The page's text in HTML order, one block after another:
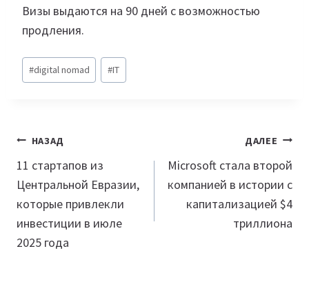
Визы выдаются на 90 дней с возможностью
продления.
Метки
записи:
#digital nomad #IT
Навигация
по
записям
НАЗАД
11 стартапов из
Центральной Евразии,
которые привлекли
инвестиции в июле
2025 года
ДАЛЕЕ
Microsoft стала второй
компанией в истории с
капитализацией $4
триллиона